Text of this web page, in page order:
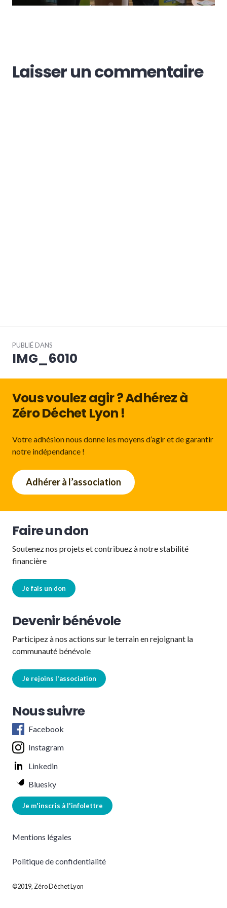
Laisser un commentaire
de
l’article
PUBLIÉ DANS
IMG_6010
Vous voulez agir ? Adhérez à
Zéro Déchet Lyon !
Votre adhésion nous donne les moyens d’agir et de garantir
notre indépendance !
Adhérer à l’association
Faire un don
Soutenez nos projets et contribuez à notre stabilité
financière
Je fais un don
Devenir bénévole
Participez à nos actions sur le terrain en rejoignant la
communauté bénévole
Je rejoins l'association
Nous suivre
Facebook
Instagram
Linkedin
Bluesky
Je m'inscris à l'infolettre
Mentions légales
Politique de confidentialité
©2019, Zéro Déchet Lyon